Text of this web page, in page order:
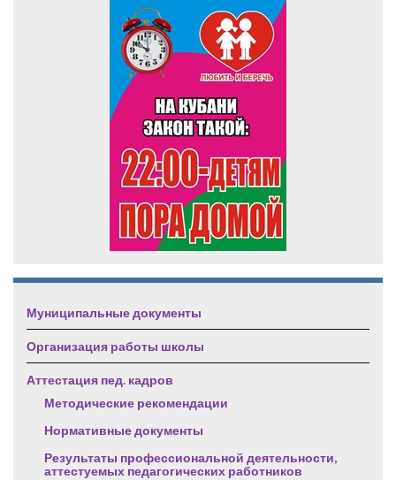
Муниципальные документы
Организация работы школы
Аттестация пед. кадров
Методические рекомендации
Нормативные документы
Результаты профессиональной деятельности,
аттестуемых педагогических работников